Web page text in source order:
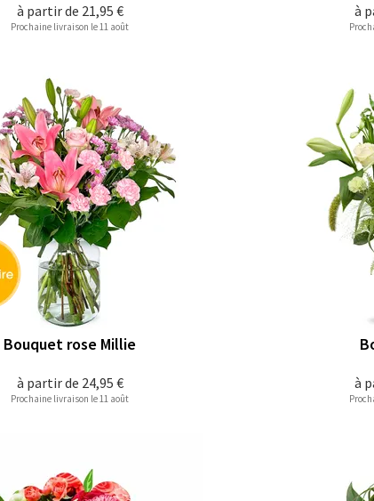
à partir de 21,95 €
Prochaine livraison le 11 août
à
à partir de 24,95 €
Bouquet rose Millie
Prochaine livraison le 11 août
à